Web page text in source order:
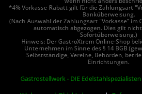
*4% Vorkasse-Rabatt gilt für die Zahlungsart
Banküberweisung.
(Nach Auswahl der Zahlungsart "Vorkasse" im
automatisch abgezogen. Dies gilt
Sofortüberweisung.)
Hinweis: Der GastroXtrem Online-Shop
Unternehmen im Sinne des § 14 BGB
Selbstständige, Vereine, Behörden,
Einrichtungen.
Gastrostellwerk - DIE